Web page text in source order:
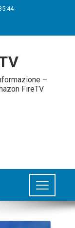
–
FireTV